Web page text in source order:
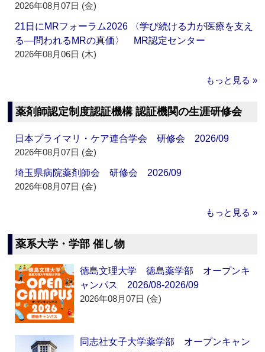
2026年08月07日 (金)
21日にMRフォーラム2026 〈学び続ける力が医療を支え
る―問われるMRの真価〉 MR認定センター
2026年08月06日 (木)
もっと見る »
薬剤師認定制度認証機構 認証機関の生涯研修会
日本プライマリ・ケア連合学会 研修会 2026/09
2026年08月07日 (金)
埼玉県病院薬剤師会 研修会 2026/09
2026年08月07日 (金)
もっと見る »
薬系大学・学部 催し物
徳島文理大学 徳島薬学部 オープンキ
ャンパス 2026/08-2026/09
2026年08月07日 (金)
同志社女子大学薬学部 オープンキャン